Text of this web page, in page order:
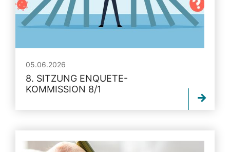
05.06.2026
8. SITZUNG ENQUETE-
KOMMISSION 8/1